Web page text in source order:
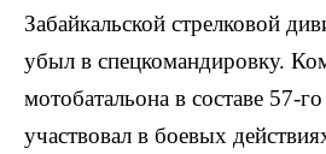
Забайкальской стрелковой
убыл в спецкомандировку.
мотобатальона в составе 57-
участвовал в боевых